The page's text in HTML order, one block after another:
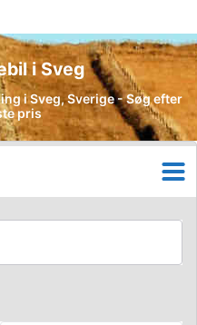
i Sveg
i Sveg, Sverige - Søg efter
pris